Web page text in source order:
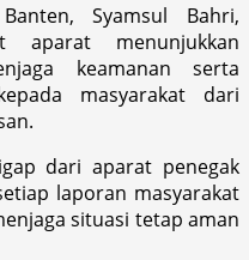
Syamsul Bahri,
aparat menunjukkan
keamanan serta
masyarakat dari
dari aparat penegak
laporan masyarakat
situasi tetap aman